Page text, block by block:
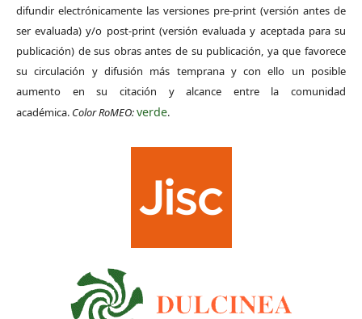
difundir electrónicamente las versiones pre-print (versión antes de
ser evaluada) y/o post-print (versión evaluada y aceptada para su
publicación) de sus obras antes de su publicación, ya que favorece
su circulación y difusión más temprana y con ello un posible
aumento en su citación y alcance entre la comunidad
académica. Color RoMEO:verde.